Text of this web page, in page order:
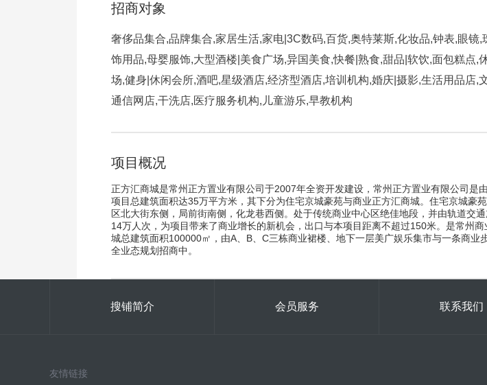
招商对象
奢侈品集合,品牌集合,家居生活,家电|3C数码,百货,奥特莱斯,化妆品,钟表,眼
饰用品,母婴服饰,大型酒楼|美食广场,异国美食,快餐|熟食,甜品|软饮,面包糕点
场,健身|休闲会所,酒吧,星级酒店,经济型酒店,培训机构,婚庆|摄影,生活用品店,
通信网店,干洗店,医疗服务机构,儿童游乐,早教机构
项目概况
正方汇商城是常州正方置业有限公司于2007年全资开发建设，常州正方置业有限公司
项目总建筑面积达35万平方米，其下分为住宅京城豪苑与商业正方汇商城。住宅京城
区北大街东侧，局前街南侧，化龙巷西侧。处于传统商业中心区绝佳地段，并由轨道交
14万人次，为项目带来了商业增长的新机会，出口与本项目距离不超过150米。是常州
城总建筑面积100000㎡，由A、B、C三栋商业裙楼、地下一层美广娱乐集市与一条商
全业态规划招商中。
搜铺简介 会员服务 联系我们
友情链接